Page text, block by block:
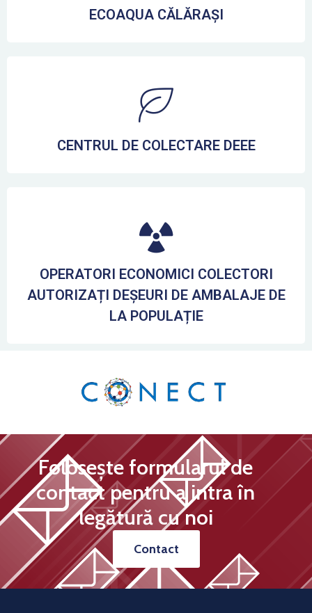
ECOAQUA CĂLĂRAȘI
CENTRUL DE COLECTARE DEEE
OPERATORI ECONOMICI COLECTORI
AUTORIZAȚI DEȘEURI DE AMBALAJE DE
LA POPULAȚIE
Folosește formularul de
contact pentru a intra în
legătură cu noi
Contact